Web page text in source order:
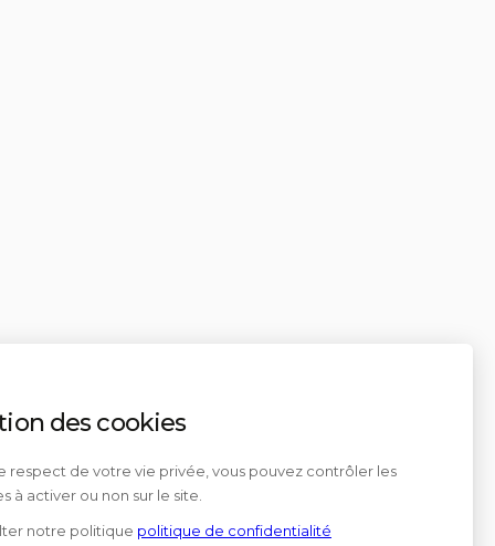
des cookies
respect de votre vie privée, vous pouvez contrôler les
à activer ou non sur le site.
notre politique politique de confidentialité